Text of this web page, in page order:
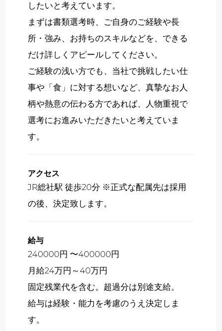
したいと考えています。
まずは書類選考時、ご自身のご経験や長
所・強み、お持ちのスキルなどを、できる
だけ詳しくアピールしてください。
ご経験の浅い方でも、当社で挑戦したい仕
事や「食」に対する想いなど、真摯なお人
柄や熱意の伝わる方であれば、人物重視で
選考にお進みいただきたいと考えていま
す。
アクセス
JR総社駅 徒歩20分 ※正式な配属先は採用
の後、決定致します。
給与
240000円 〜400000円
月給24万円～40万円
固定残業代を含む。超過分は別途支給。
給与は経験・能力を考慮のうえ決定しま
す。